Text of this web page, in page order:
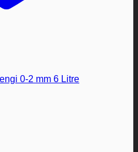
0-2 mm 6 Litre